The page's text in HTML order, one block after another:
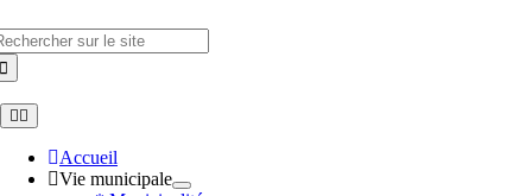
to
content
Toggle
Navigation
Accueil
Vie municipale